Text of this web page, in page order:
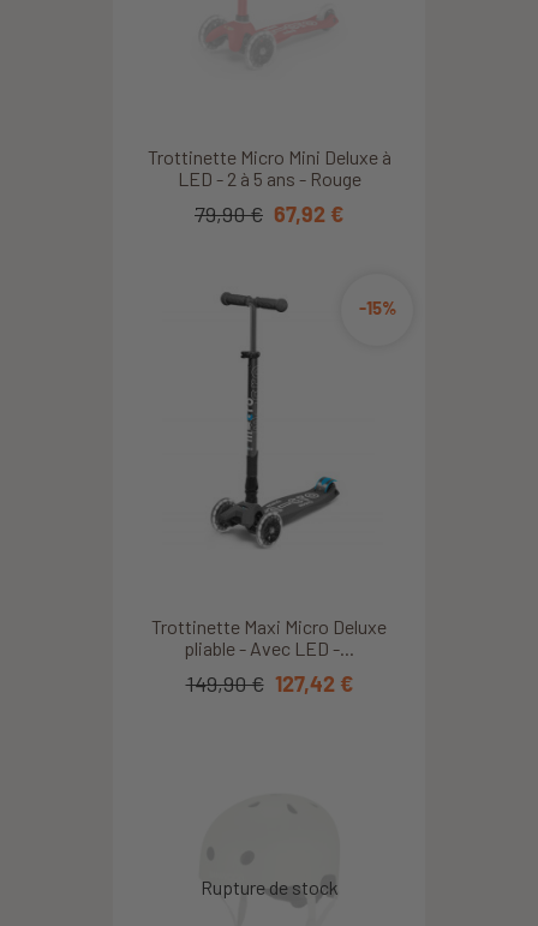
Trottinette Micro Mini Deluxe à
LED - 2 à 5 ans - Rouge
79,90 € 67,92 €
Trottinette Maxi Micro Deluxe
pliable - Avec LED -...
-15%
149,90 € 127,42 €